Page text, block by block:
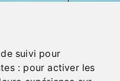
suivi pour
: pour activer les